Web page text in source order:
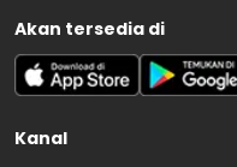
Akan tersedia di
Kanal